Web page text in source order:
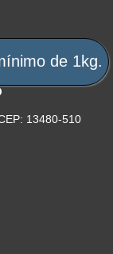
13480-510
de 1kg.